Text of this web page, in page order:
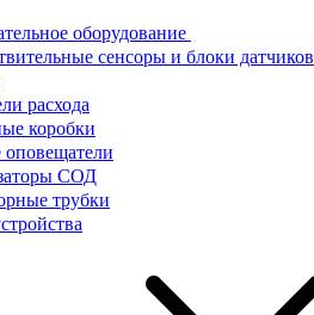
оборудование
сенсоры и блоки датчиков
расхода
коробки
оповещатели
СОД
трубки